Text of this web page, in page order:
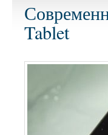
Tablet